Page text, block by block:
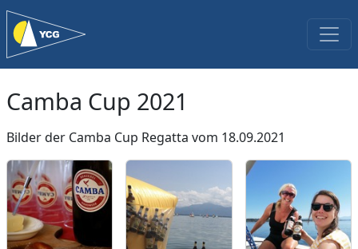
Camba Cup 2021
Bilder der Camba Cup Regatta vom 18.09.2021